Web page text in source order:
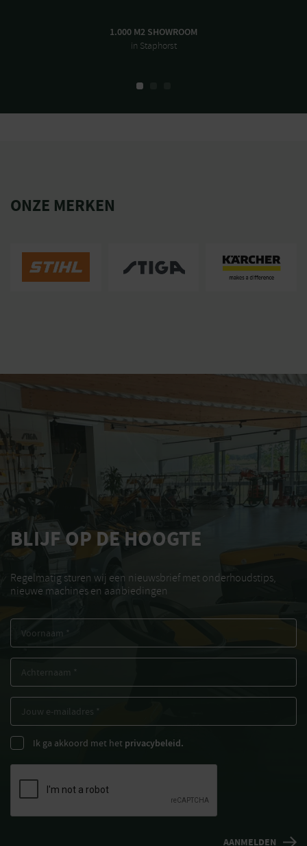
1.000 M2 SHOWROOM
in Staphorst
ONZE MERKEN
BLIJF OP DE HOOGTE
Regelmatig sturen wij een nieuwsbrief met onderhoudstips,
nieuwe machines en aanbiedingen
Ik ga akkoord met het privacybeleid.